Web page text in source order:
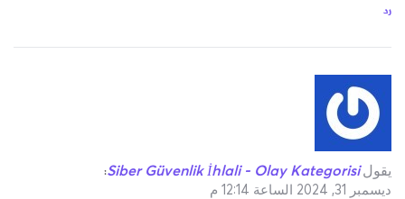
رد
يقول Siber Güvenlik İhlali - Olay Kategorisi
:
ديسمبر 31, 2024 الساعة 12:14 م